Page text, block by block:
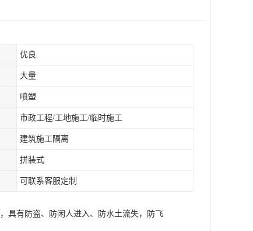
优良
大量
喷塑
市政工程/工地施工/临时施工
建筑施工隔离
拼装式
可联系客服定制
具有防盗、防闲人进入、防水土流失，防飞